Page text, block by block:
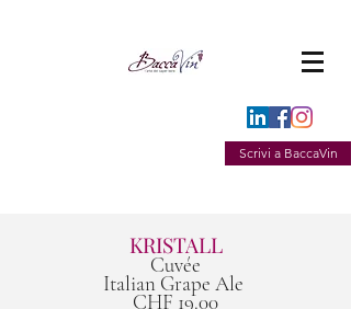
Scrivi a BaccaVin
KRISTALL
Cuvée
Italian Grape Ale
CHF 19.00